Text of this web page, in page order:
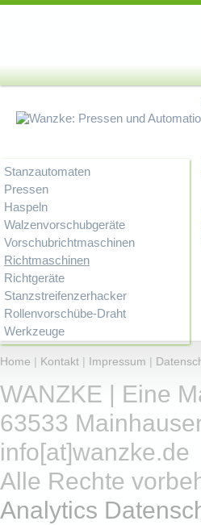
Stanzautomaten
Pressen
Haspeln
Walzenvorschubgeräte
Vorschubrichtmaschinen
Richtmaschinen
Richtgeräte
Stanzstreifenzerhacker
Rollenvorschübe-Draht
Werkzeuge
Home Kontakt Impressum
WANZKE | Eine
63533
info[at]wanzke.de
Alle Rechte
Analytics